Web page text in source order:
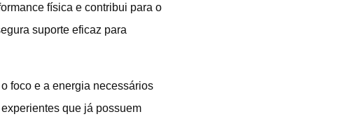
física e contribui para o
suporte eficaz para
foco e a energia necessários
que já possuem